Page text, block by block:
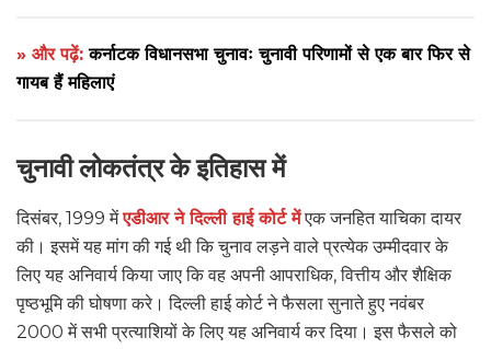
» और पढ़ें:कर्नाटक विधानसभा चुनावः चुनावी परिणामों से एक बार फिर से
गायब हैं महिलाएं
चुनावी लोकतंत्र के इतिहास में
दिसंबर, 1999 मेंएडीआर ने दिल्ली हाई कोर्ट मेंएक जनहित याचिका दायर
की। इसमें यह मांग की गई थी कि चुनाव लड़ने वाले प्रत्येक उम्मीदवार के
लिए यह अनिवार्य किया जाए कि वह अपनी आपराधिक, वित्तीय और शैक्षिक
पृष्ठभूमि की घोषणा करे। दिल्ली हाई कोर्ट ने फैसला सुनाते हुए नवंबर
2000 में सभी प्रत्याशियों के लिए यह अनिवार्य कर दिया। इस फैसले को